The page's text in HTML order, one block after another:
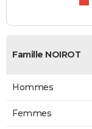
Famille NOIROT
Hommes
Femmes